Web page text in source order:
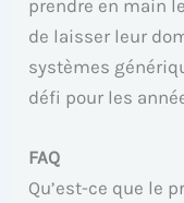
prendre en main
de laisser leur
systèmes
défi pour les
FAQ
Qu’est-ce que le